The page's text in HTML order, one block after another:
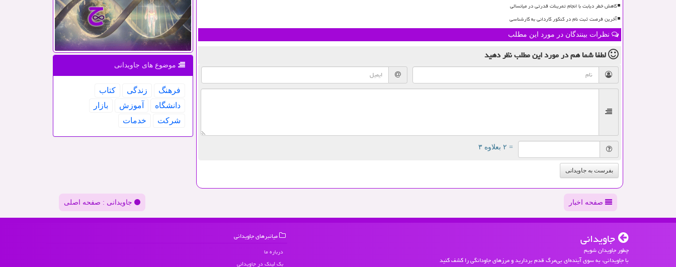
کاهش خطر دیابت با انجام تمرینات قدرتی در میانسالی
آخرین فرصت ثبت نام در کنکور کاردانی به کارشناسی
نظرات بینندگان در مورد این مطلب
لطفا شما همدر مورد این مطلبنظر دهید
= ۲ بعلاوه ۳
بفرست به جاویدانی
موضوع های جاویدانی
فرهنگ زندگی
كتاب
دانشگاه
آموزش
بازار
شركت
خدمات
صفحه اخبار جاویدانی : صفحه اصلی
جاویدانی
چطور جاویدان شویم
با جاویدانی، به سوی آینده‌ای بی‌مرگ قدم بردارید و مرزهای جاودانگی را کشف کنید
میانبرهای جاویدانی
درباره ما
بک لینک در جاویدانی